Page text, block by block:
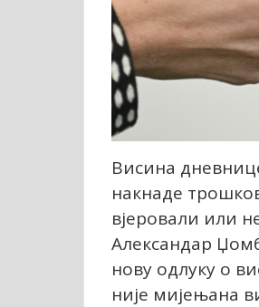
Висина
накнаде
вјеровали или
Александар
нову одлуку о
није мијењана